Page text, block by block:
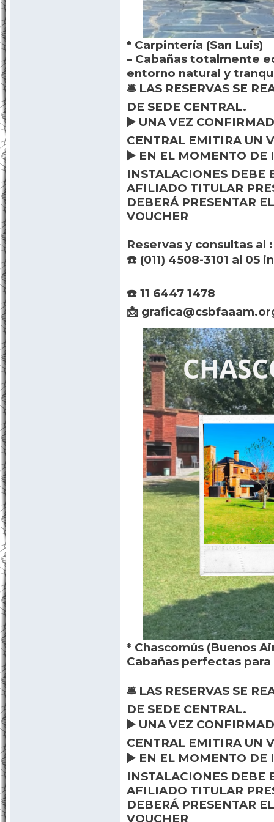
* Carpintería (San Luis)
– Cabañas totalmente
entorno natural y
🛎️ LAS RESERVAS SE
DE SEDE CENTRAL.
▶️ UNA VEZ
CENTRAL EMITIRA UN
▶️ EN EL MOMENTO DE
INSTALACIONES DEBE
AFILIADO TITULAR
DEBERÁ PRESENTAR
VOUCHER
☎️ (011) 4508-3101 al 05
☎️ 11 6447 1478
📩
* Chascomús (Buenos
Cabañas perfectas
🛎️ LAS RESERVAS SE
DE SEDE CENTRAL.
▶️ UNA VEZ
CENTRAL EMITIRA UN
▶️ EN EL MOMENTO DE
INSTALACIONES DEBE